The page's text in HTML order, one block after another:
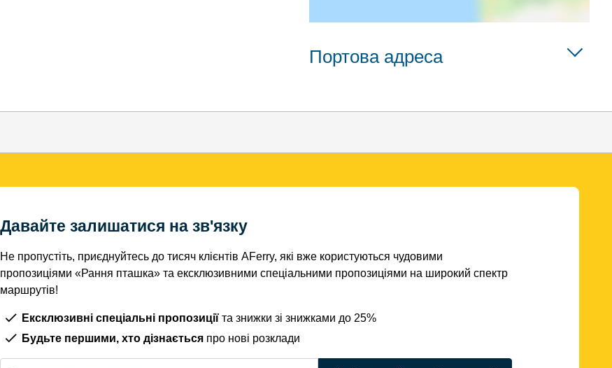
Портова адреса
Давайте залишатися на зв'язку
Не пропустіть, приєднуйтесь до тисяч клієнтів AFerry, які вже користуються чудовими
пропозиціями «Рання пташка» та ексклюзивними спеціальними пропозиціями на широкий спектр
маршрутів!
Ексклюзивні спеціальні пропозиції та знижки зі знижками до 25%
Будьте першими, хто дізнається про нові розклади